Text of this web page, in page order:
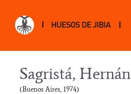
Sagristá, Hernán
(Buenos Aires, 1974)